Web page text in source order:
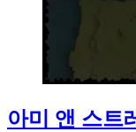
아미 앤 스트